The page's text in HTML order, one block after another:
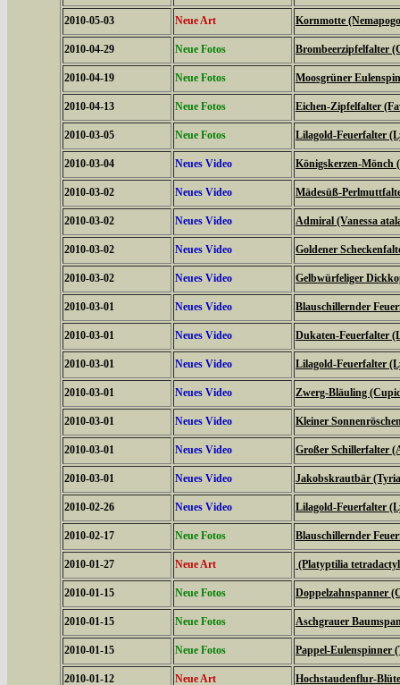
2010-05-03 Neue Art Kornmotte
2010-04-29 Neue Fotos Brombeerzipfelfalter
2010-04-19 Neue Fotos Moosgrüner
2010-04-13 Neue Fotos Eichen-Zipfelfalter
2010-03-05 Neue Fotos Lilagold-Feuerfalter
2010-03-04 Neues Video Königskerzen-Mönch
2010-03-02 Neues Video Mädesüß-
2010-03-02 Neues Video Admiral (Vanessa
2010-03-02 Neues Video Goldener
2010-03-02 Neues Video Gelbwürfeliger
2010-03-01 Neues Video Blauschillernder
2010-03-01 Neues Video Dukaten-Feuerfalter
2010-03-01 Neues Video Lilagold-Feuerfalter
2010-03-01 Neues Video Zwerg-Bläuling
2010-03-01 Neues Video Kleiner
2010-03-01 Neues Video Großer Schillerfalter
2010-03-01 Neues Video Jakobskrautbär (Tyria
2010-02-26 Neues Video Lilagold-Feuerfalter
2010-02-17 Neue Fotos Blauschillernder
2010-01-27 Neue Art (Platyptilia
2010-01-15 Neue Fotos Doppelzahnspanner
2010-01-15 Neue Fotos Aschgrauer
2010-01-15 Neue Fotos Pappel-Eulenspinner
2010-01-12 Neue Art Hochstaudenflur-